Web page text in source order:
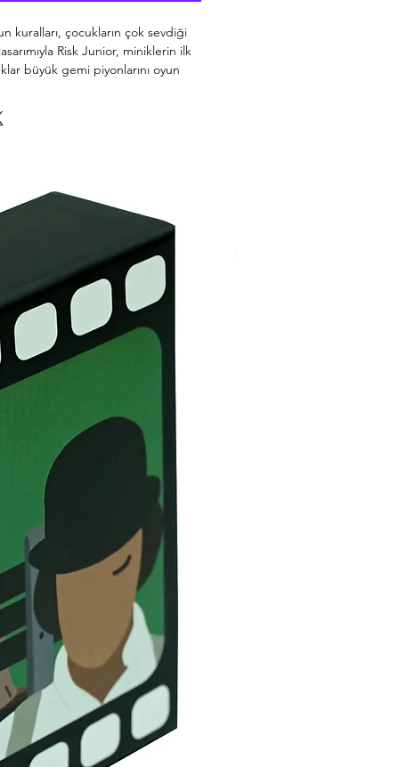
kuralları, çocukların çok sevdiği
Risk Junior, miniklerin ilk
büyük gemi piyonlarını oyun
sonunda en çok hazineye ve
topraklarınızı savunun ve
için harika bir aktivite olacak